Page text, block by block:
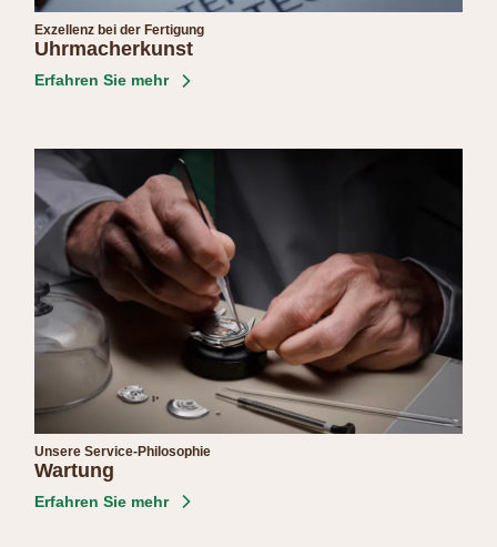
Exzellenz bei der Fertigung
Uhrmacherkunst
Erfahren Sie mehr
Unsere Service-Philosophie
Wartung
Erfahren Sie mehr